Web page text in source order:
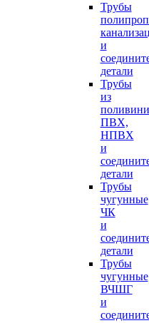
Трубы
и
детали
Трубы
из
ПВХ,
НПВХ
и
детали
Трубы
чугунные
ЧК
и
детали
Трубы
чугунные
ВЧШГ
и